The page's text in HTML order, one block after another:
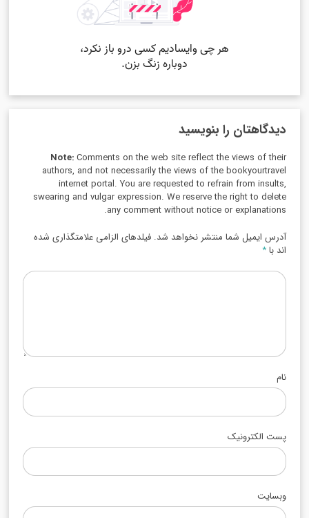
دیدگاهتان را بنویسید
Note:Comments on the web site reflect the views of their
authors, and not necessarily the views of the bookyourtravel
internet portal. You are requested to refrain from insults,
swearing and vulgar expression. We reserve the right to delete
any comment without notice or explanations.
آدرس ایمیل شما منتشر نخواهد شد. فیلدهای الزامی علامتگذاری شده
اند با*
نام
پست الکترونیک
وبسایت